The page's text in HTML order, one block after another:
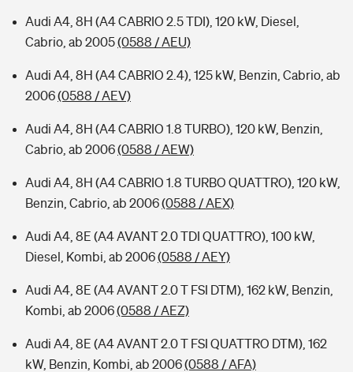
Audi A4, 8H (A4 CABRIO 2.5 TDI), 120 kW, Diesel,
Cabrio, ab 2005(0588 / AEU)
Audi A4, 8H (A4 CABRIO 2.4), 125 kW, Benzin, Cabrio, ab
2006(0588 / AEV)
Audi A4, 8H (A4 CABRIO 1.8 TURBO), 120 kW, Benzin,
Cabrio, ab 2006(0588 / AEW)
Audi A4, 8H (A4 CABRIO 1.8 TURBO QUATTRO), 120 kW,
Benzin, Cabrio, ab 2006(0588 / AEX)
Audi A4, 8E (A4 AVANT 2.0 TDI QUATTRO), 100 kW,
Diesel, Kombi, ab 2006(0588 / AEY)
Audi A4, 8E (A4 AVANT 2.0 T FSI DTM), 162 kW, Benzin,
Kombi, ab 2006(0588 / AEZ)
Audi A4, 8E (A4 AVANT 2.0 T FSI QUATTRO DTM), 162
kW, Benzin, Kombi, ab 2006(0588 / AFA)